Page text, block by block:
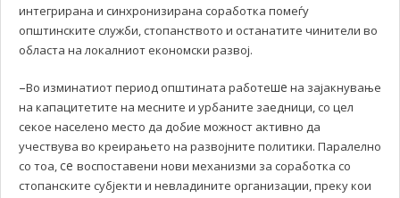
интегрирана и синхронизирана соработка помеѓу
општинските служби, стопанството и останатите чинители во
областа на локалниот економски развој.
–Во изминатиот период општината работеше на зајакнување
на капацитетите на месните и урбаните заедници, со цел
секое населено место да добие можност активно да
учествува во креирањето на развојните политики. Паралелно
со тоа,се воспоставени нови механизми за соработка со
стопанските субјекти и невладините организации, преку кои